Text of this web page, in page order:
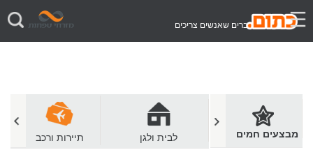
דברים שאנשים צריכים
מבצעים חמים
מסעדות ובתי קפה לבית ולגן תיירות ורכב